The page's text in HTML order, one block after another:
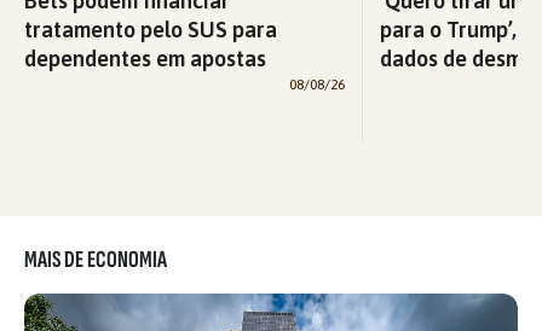
tratamento pelo SUS para
dependentes em apostas
08/08/26
para o Trump’,
dados de
MAIS DE ECONOMIA